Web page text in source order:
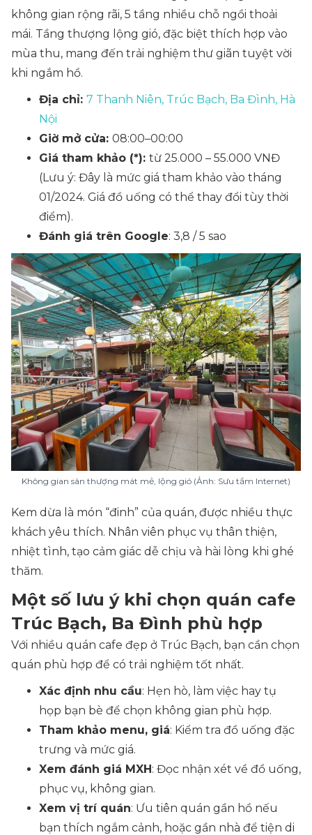
không gian rộng rãi, 5 tầng nhiều chỗ ngồi thoải
mái. Tầng thượng lộng gió, đặc biệt thích hợp vào
mùa thu, mang đến trải nghiệm thư giãn tuyệt vời
khi ngắm hồ.
Địa chỉ: 7 Thanh Niên, Trúc Bạch, Ba Đình, Hà
Nội
Giờ mở cửa: 08:00–00:00
Giá tham khảo (*): từ 25.000 – 55.000 VNĐ
(Lưu ý: Đây là mức giá tham khảo vào tháng
01/2024. Giá đồ uống có thể thay đổi tùy thời
điểm).
Đánh giá trên Google: 3,8 / 5 sao
Không gian sân thượng mát mẻ, lộng gió (Ảnh: Sưu tầm Internet)
Kem dừa là món “đinh” của quán, được nhiều thực
khách yêu thích. Nhân viên phục vụ thân thiện,
nhiệt tình, tạo cảm giác dễ chịu và hài lòng khi ghé
thăm.
Một số lưu ý khi chọn quán cafe
Trúc Bạch, Ba Đình phù hợp
Với nhiều quán cafe đẹp ở Trúc Bạch, bạn cần chọn
quán phù hợp để có trải nghiệm tốt nhất.
Xác định nhu cầu: Hẹn hò, làm việc hay tụ
họp bạn bè để chọn không gian phù hợp.
Tham khảo menu, giá: Kiểm tra đồ uống đặc
trưng và mức giá.
Xem đánh giá MXH: Đọc nhận xét về đồ uống,
phục vụ, không gian.
Xem vị trí quán: Ưu tiên quán gần hồ nếu
bạn thích ngắm cảnh, hoặc gần nhà để tiện di